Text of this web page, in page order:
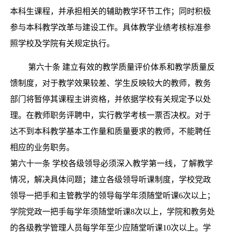
本科生课程，并承担相关的辅助教学环节工作；同时积极
参与本科教学改革与建设工作。具体教学业绩考核标准参
照学校及学院有关规定执行。
第六十条 建立有效的教学质量评价体系和教学质量反
馈制度，对于教学效果较差、学生反映较大的教师，教务
部门将暂停其课程主讲资格，并依据学校有关规定予以处
理。在教师职务评聘中，实行教学考核一票否决权。对于
达不到本科教学基本工作量和质量要求的教师，不能聘任
相应的业务职务。
第六十一条 学校各级领导必须深入教学第一线，了解教学
情况，解决具体问题；建立各级领导听课制度，学校党政
领导一把手和主管教学的领导每学年须随堂听课6次以上；
学院党政一把手每学年须随堂听课8次以上，学院和教务处
的各级教学管理人员每学年至少应随堂听课10次以上。学